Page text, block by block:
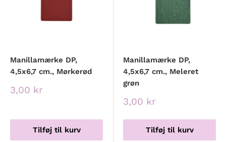
Manillamærke DP,
4,5x6,7 cm., Mørkerød
Udsalgspris
3,00 kr
Tilføj til kurv
Manillamærke DP,
4,5x6,7 cm., Meleret
grøn
Udsalgspris
3,00 kr
Tilføj til kurv